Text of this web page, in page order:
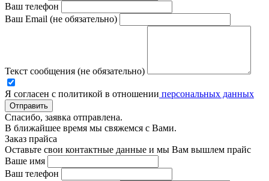
Ваш телефон
Ваш Email (не обязательно)
Текст сообщения (не обязательно)
Я согласен с политикой в отношении персональных данных
Отправить
Спасибо, заявка отправлена.
В ближайшее время мы свяжемся с Вами.
Заказ прайса
Оставьте свои контактные данные и мы Вам вышлем прайс
Ваше имя
Ваш телефон